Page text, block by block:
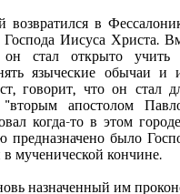
возвратился в
Иисуса Христа.
стал открыто учить
языческие обычаи и
говорит, что он стал
"вторым апостолом
когда-то в этом
было
мученической кончине.
назначенный им